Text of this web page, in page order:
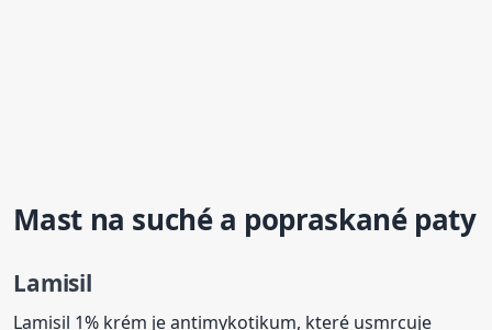
Mast na suché a popraskané paty
Lamisil
Lamisil 1% krém je antimykotikum, které usmrcuje